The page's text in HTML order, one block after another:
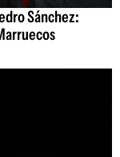
Sánchez: